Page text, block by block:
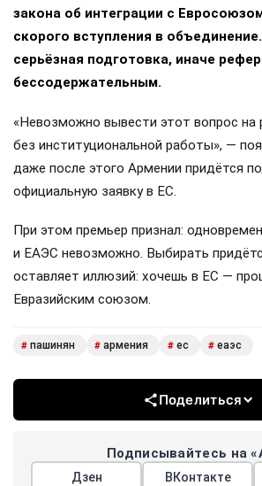
закона об интеграции с
скорого вступления в
серьёзная подготовка, иначе
бессодержательным.
«Невозможно вывести этот вопрос на
без институциональной работы», —
даже после этого Армении придётся
официальную заявку в ЕС.
При этом премьер признал:
и ЕАЭС невозможно. Выбирать
оставляет иллюзий: хочешь в ЕС —
Евразийским союзом.
# пашинян # армения # ес # еаэс
Поделиться
Подписывайтесь на
Дзен ВКонтакте